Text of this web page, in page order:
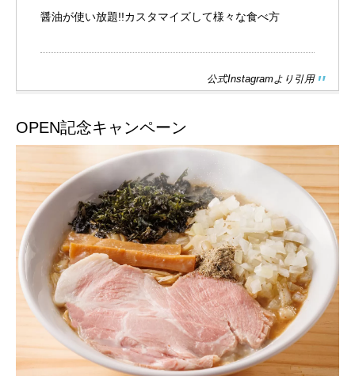
醤油が使い放題!!カスタマイズして様々な食べ方
公式Instagramより引用
OPEN記念キャンペーン